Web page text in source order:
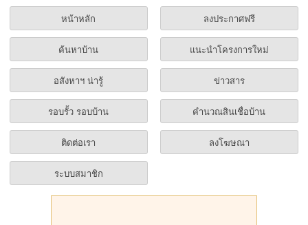
หน้าหลัก ลงประกาศฟรี
ค้นหาบ้าน แนะนำโครงการใหม่
อสังหาฯ น่ารู้ ข่าวสาร
รอบรั้ว รอบบ้าน คำนวณสินเชื่อบ้าน
ติดต่อเรา ลงโฆษณา
ระบบสมาชิก